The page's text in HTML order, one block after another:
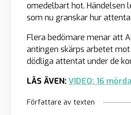
omedelbart hot. Händelsen
som nu granskar hur
Flera bedömare menar att
antingen skärps arbetet
dödliga attentat under de
LÄS ÄVEN:VIDEO: 16
Författare av texten